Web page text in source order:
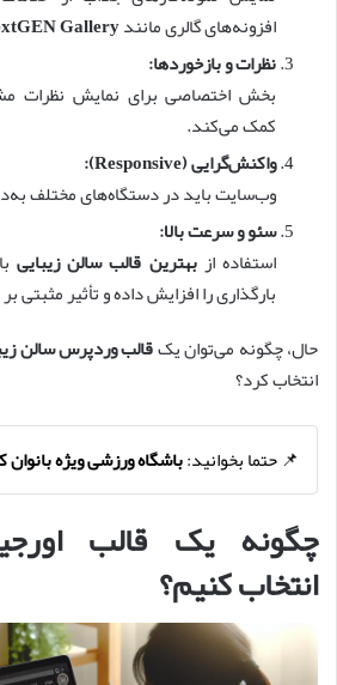
افزونه‌های گالری مانندGallery
نظرات و بازخوردها:
بخش اختصاصی برای نمایش نظرات
کمک می‌کند.
واکنش‌گرایی (Responsive):
وب‌سایت باید در دستگاه‌های مختلف
سئو و سرعت بالا:
استفاده ازبهترین قالب سالن زیبایی
بارگذاری را افزایش داده و تأثیر مثبتی
حال، چگونه می‌توان یکقالب وردپرس سالن
انتخاب کرد؟
📌 حتما بخوانید:باشگاه ورزشی ویژه بانوان
چگونه یک قالب
انتخاب کنیم؟